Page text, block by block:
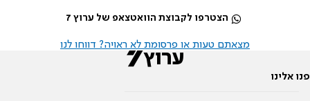
הצטרפו לקבוצת הוואטצאפ של ערוץ 7
מצאתם טעות או פרסומת לא ראויה? דווחו לנו
פנו אלינו